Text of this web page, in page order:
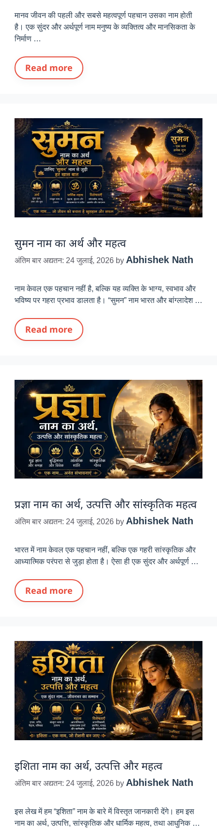
मानव जीवन की पहली और सबसे महत्वपूर्ण पहचान उसका नाम होती
है। एक सुंदर और अर्थपूर्ण नाम मनुष्य के व्यक्तित्व और मानसिकता के
निर्माण …
Read more
सुमन नाम का अर्थ और महत्व
अंतिम बार अद्यतन: 24 जुलाई, 2026 by Abhishek Nath
नाम केवल एक पहचान नहीं है, बल्कि यह व्यक्ति के भाग्य, स्वभाव और
भविष्य पर गहरा प्रभाव डालता है। “सुमन” नाम भारत और बांग्लादेश …
Read more
प्रज्ञा नाम का अर्थ, उत्पत्ति और सांस्कृतिक महत्व
अंतिम बार अद्यतन: 24 जुलाई, 2026 by Abhishek Nath
भारत में नाम केवल एक पहचान नहीं, बल्कि एक गहरी सांस्कृतिक और
आध्यात्मिक परंपरा से जुड़ा होता है। ऐसा ही एक सुंदर और अर्थपूर्ण …
Read more
इशिता नाम का अर्थ, उत्पत्ति और महत्व
अंतिम बार अद्यतन: 24 जुलाई, 2026 by Abhishek Nath
इस लेख में हम “इशिता” नाम के बारे में विस्तृत जानकारी देंगे। हम इस
नाम का अर्थ, उत्पत्ति, सांस्कृतिक और धार्मिक महत्व, तथा आधुनिक …